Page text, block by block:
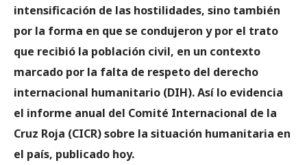
intensificación de las hostilidades, sino también
por la forma en que se condujeron y por el trato
que recibió la población civil, en un contexto
marcado por la falta de respeto del derecho
internacional humanitario (DIH). Así lo evidencia
el informe anual del Comité Internacional de la
Cruz Roja (CICR) sobre la situación humanitaria en
el país, publicado hoy.